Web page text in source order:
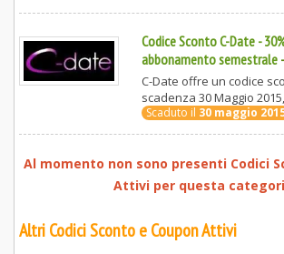
Codice Sconto C-Date -
abbonamento semestrale
C-Date offre un codice
scadenza 30 Maggio
Scaduto il 30 maggio
Al momento non sono presenti Codici
Attivi per questa
Altri Codici Sconto e Coupon Attivi